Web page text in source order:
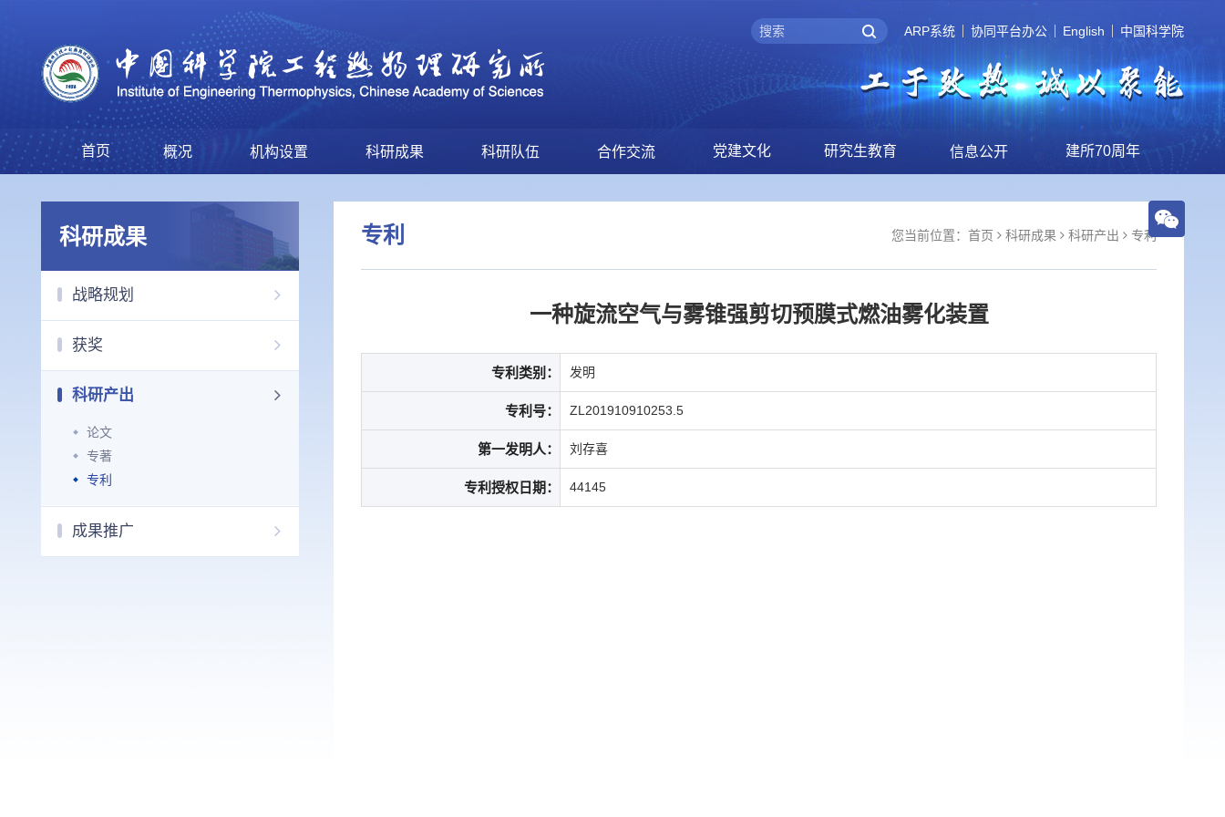
ARP系统 协同平台办公 English 中国科学院
首页 概况 机构设置 科研成果 科研队伍 合作交流 党建文化 研究生教育 信息公开 建所70周年
科研成果
战略规划
获奖
科研产出
论文
专著
专利
成果推广
专利 您当前位置： 首页 科研成果 科研产出 专利
一种旋流空气与雾锥强剪切预膜式燃油雾化装置
专利类别： 发明
专利号： ZL201910910253.5
第一发明人： 刘存喜
专利授权日期： 44145